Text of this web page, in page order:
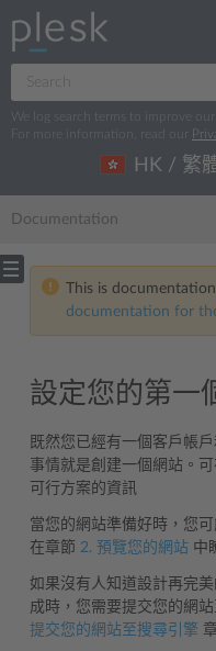
We log search terms to improve
For more information, read our
HK / 繁
Documentation
This is
documentation for
設定您的第一
既然您已經有一個客戶帳
事情就是創建一個網站。
可行方案的資訊
當您的網站準備好時，您
在章節 2. 預覽您的網站 中
如果沒有人知道設計再完
成時，您需要提交您的網
提交您的網站至搜尋引擎